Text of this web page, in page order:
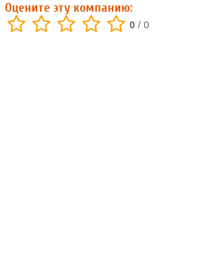
Оцените эту компанию:
0 / 0